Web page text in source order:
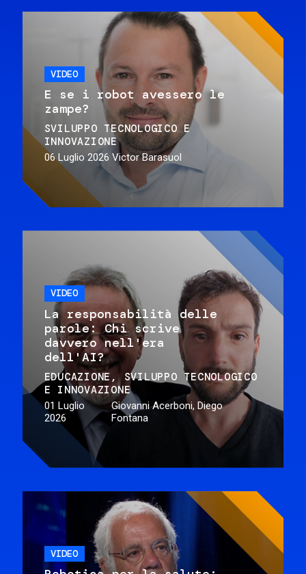
VIDEO
E se i robot avessero le
zampe?
SVILUPPO TECNOLOGICO E
INNOVAZIONE
06 Luglio 2026 Victor Barasuol
VIDEO
La responsabilità delle
parole: Chi scrive
davvero nell'era
dell'AI?
EDUCAZIONE
SVILUPPO TECNOLOGICO
E INNOVAZIONE
01 Luglio
2026
Giovanni Acerboni, Diego
Fontana
VIDEO